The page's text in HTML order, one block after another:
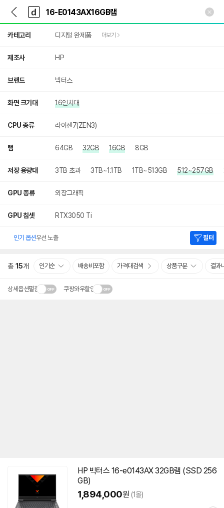
다
나
와
가
기
다
와
메
인
카테고리 디지털 완제품 더보기
제조사 HP
브랜드 빅터스
화면 크기대 16인치대
CPU 종류 라이젠7(ZEN3)
램 64GB 32GB 16GB 8GB
저장 용량대 3TB 초과 3TB~1.1TB 1TB~513GB 512~257GB
GPU 종류 외장그래픽
GPU 칩셋 RTX3050 Ti
인기 옵션우선 노출 필터
총 15개 인기순 배송비포함 가격대검색 상품구분 결과
상세옵션펼침 쿠팡와우할인
HP 빅터스 16-e0143AX 32GB램 (SSD 256
GB)
1,894,000원 (1몰)